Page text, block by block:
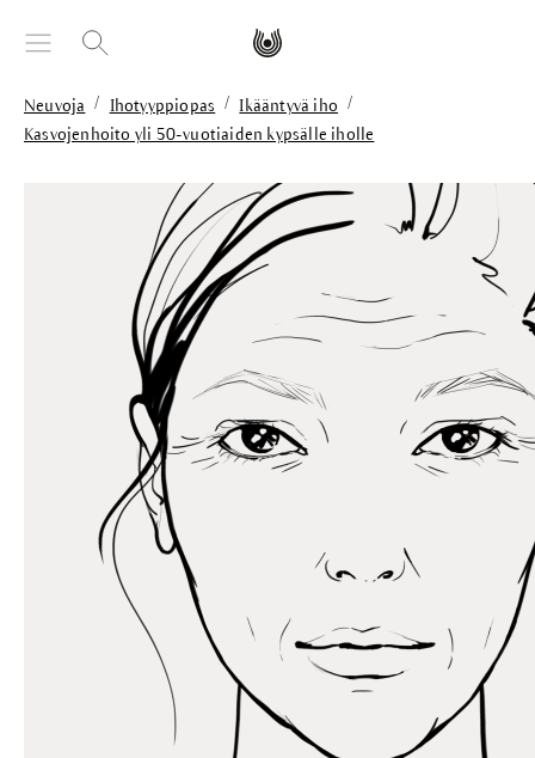
Neuvoja / Ihotyyppiopas / Ikääntyvä iho
/
Kasvojenhoito yli 50-vuotiaiden kypsälle iholle